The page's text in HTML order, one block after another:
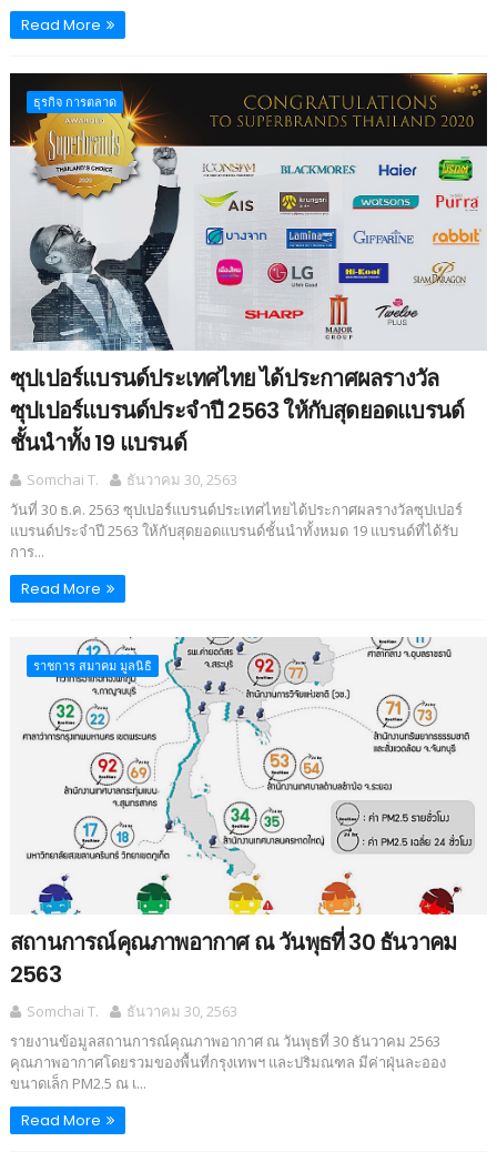
Read More
ธุรกิจ การตลาด
ซุปเปอร์แบรนด์ประเทศไทย ได้ประกาศผลรางวัล
ซุปเปอร์แบรนด์ประจำปี 2563 ให้กับสุดยอดแบรนด์
ชั้นนำทั้ง 19 แบรนด์
Somchai T.
ธันวาคม 30, 2563
วันที่ 30 ธ.ค. 2563 ซุปเปอร์แบรนด์ประเทศไทยได้ประกาศผลรางวัลซุปเปอร์
แบรนด์ประจำปี 2563 ให้กับสุดยอดแบรนด์ชั้นนำทั้งหมด 19 แบรนด์ที่ได้รับ
การ...
Read More
ราชการ สมาคม มูลนิธิ
สถานการณ์คุณภาพอากาศ ณ วันพุธที่ 30 ธันวาคม
2563
Somchai T.
ธันวาคม 30, 2563
รายงานข้อมูลสถานการณ์คุณภาพอากาศ ณ วันพุธที่ 30 ธันวาคม 2563
คุณภาพอากาศโดยรวมของพื้นที่กรุงเทพฯ และปริมณฑล มีค่าฝุ่นละออง
ขนาดเล็ก PM2.5 ณ เ...
Read More